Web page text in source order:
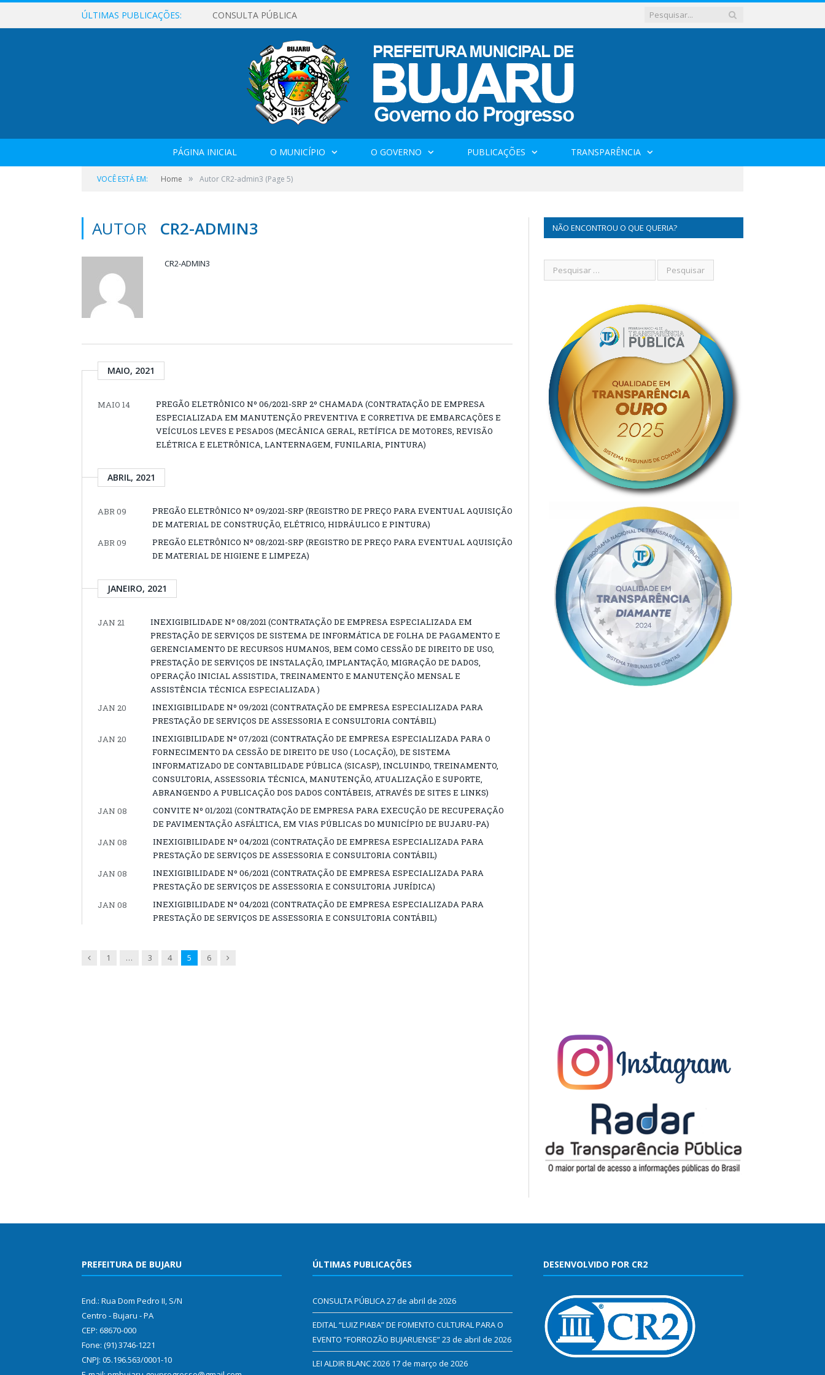
ÚLTIMAS PUBLICAÇÕES: CONSULTA PÚBLICA
PÁGINA INICIAL O MUNICÍPIO O GOVERNO PUBLICAÇÕES TRANSPARÊNCIA
VOCÊ ESTÁ EM: Home » Autor CR2-admin3 (Page 5)
AUTOR CR2-ADMIN3
CR2-ADMIN3
MAIO, 2021
MAIO 14
PREGÃO ELETRÔNICO Nº 06/2021-SRP 2º CHAMADA (CONTRATAÇÃO DE EMPRESA
ESPECIALIZADA EM MANUTENÇÃO PREVENTIVA E CORRETIVA DE EMBARCAÇÕES E
VEÍCULOS LEVES E PESADOS (MECÂNICA GERAL, RETÍFICA DE MOTORES, REVISÃO
ELÉTRICA E ELETRÔNICA, LANTERNAGEM, FUNILARIA, PINTURA)
ABRIL, 2021
ABR 09
PREGÃO ELETRÔNICO Nº 09/2021-SRP (REGISTRO DE PREÇO PARA EVENTUAL AQUISIÇÃO
DE MATERIAL DE CONSTRUÇÃO, ELÉTRICO, HIDRÁULICO E PINTURA)
ABR 09
PREGÃO ELETRÔNICO Nº 08/2021-SRP (REGISTRO DE PREÇO PARA EVENTUAL AQUISIÇÃO
DE MATERIAL DE HIGIENE E LIMPEZA)
JANEIRO, 2021
JAN 21
INEXIGIBILIDADE Nº 08/2021 (CONTRATAÇÃO DE EMPRESA ESPECIALIZADA EM
PRESTAÇÃO DE SERVIÇOS DE SISTEMA DE INFORMÁTICA DE FOLHA DE PAGAMENTO E
GERENCIAMENTO DE RECURSOS HUMANOS, BEM COMO CESSÃO DE DIREITO DE USO,
PRESTAÇÃO DE SERVIÇOS DE INSTALAÇÃO, IMPLANTAÇÃO, MIGRAÇÃO DE DADOS,
OPERAÇÃO INICIAL ASSISTIDA, TREINAMENTO E MANUTENÇÃO MENSAL E
ASSISTÊNCIA TÉCNICA ESPECIALIZADA )
JAN 20
INEXIGIBILIDADE Nº 09/2021 (CONTRATAÇÃO DE EMPRESA ESPECIALIZADA PARA
PRESTAÇÃO DE SERVIÇOS DE ASSESSORIA E CONSULTORIA CONTÁBIL)
JAN 20
INEXIGIBILIDADE Nº 07/2021 (CONTRATAÇÃO DE EMPRESA ESPECIALIZADA PARA O
FORNECIMENTO DA CESSÃO DE DIREITO DE USO ( LOCAÇÃO), DE SISTEMA
INFORMATIZADO DE CONTABILIDADE PÚBLICA (SICASP), INCLUINDO, TREINAMENTO,
CONSULTORIA, ASSESSORIA TÉCNICA, MANUTENÇÃO, ATUALIZAÇÃO E SUPORTE,
ABRANGENDO A PUBLICAÇÃO DOS DADOS CONTÁBEIS, ATRAVÉS DE SITES E LINKS)
JAN 08
CONVITE Nº 01/2021 (CONTRATAÇÃO DE EMPRESA PARA EXECUÇÃO DE RECUPERAÇÃO
DE PAVIMENTAÇÃO ASFÁLTICA, EM VIAS PÚBLICAS DO MUNICÍPIO DE BUJARU-PA)
JAN 08
INEXIGIBILIDADE Nº 04/2021 (CONTRATAÇÃO DE EMPRESA ESPECIALIZADA PARA
PRESTAÇÃO DE SERVIÇOS DE ASSESSORIA E CONSULTORIA CONTÁBIL)
JAN 08
INEXIGIBILIDADE Nº 06/2021 (CONTRATAÇÃO DE EMPRESA ESPECIALIZADA PARA
PRESTAÇÃO DE SERVIÇOS DE ASSESSORIA E CONSULTORIA JURÍDICA)
JAN 08
INEXIGIBILIDADE Nº 04/2021 (CONTRATAÇÃO DE EMPRESA ESPECIALIZADA PARA
PRESTAÇÃO DE SERVIÇOS DE ASSESSORIA E CONSULTORIA CONTÁBIL)
Previous
1 … 3 4 5 6 Next
NÃO ENCONTROU O QUE QUERIA?
PREFEITURA DE BUJARU
End.: Rua Dom Pedro II, S/N
Centro - Bujaru - PA
CEP: 68670-000
Fone: (91) 3746-1221
CNPJ: 05.196.563/0001-10
ÚLTIMAS PUBLICAÇÕES
CONSULTA PÚBLICA27 de abril de 2026
EDITAL “LUIZ PIABA” DE FOMENTO CULTURAL PARA O
EVENTO “FORROZÃO BUJARUENSE”23 de abril de 2026
LEI ALDIR BLANC 2026 17 de março de 2026
DESENVOLVIDO POR CR2